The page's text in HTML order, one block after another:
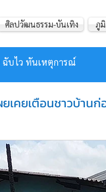
ฉับไว ทันเหตุการณ์
ศิลปวัฒนธรรม-บันเทิง ภู
เคยเตือนชาวบ้าน